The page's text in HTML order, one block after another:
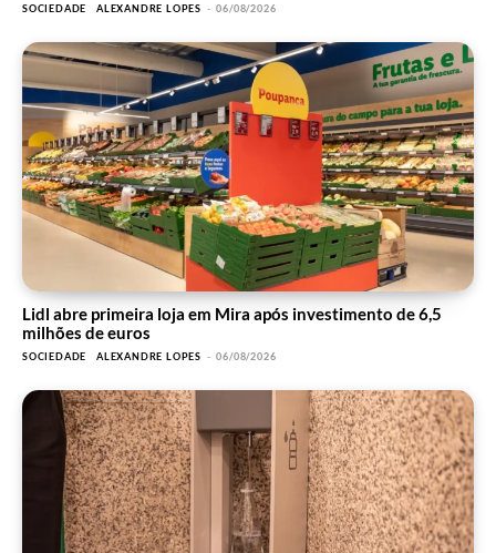
SOCIEDADE ALEXANDRE LOPES - 06/08/2026
Lidl abre primeira loja em Mira após investimento de 6,5
milhões de euros
SOCIEDADE ALEXANDRE LOPES - 06/08/2026